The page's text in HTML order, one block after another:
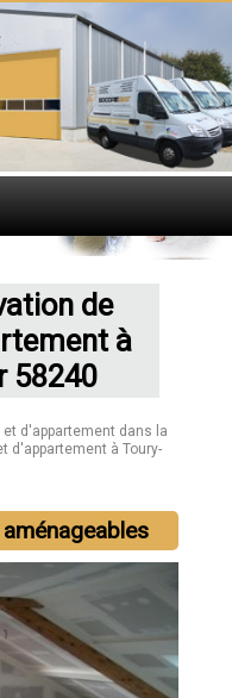
de
à
58240
d'appartement dans la
d'appartement à Toury-